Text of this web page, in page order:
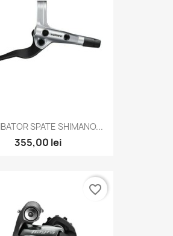
SPATE SHIMANO...
355,00 lei
favorite_border